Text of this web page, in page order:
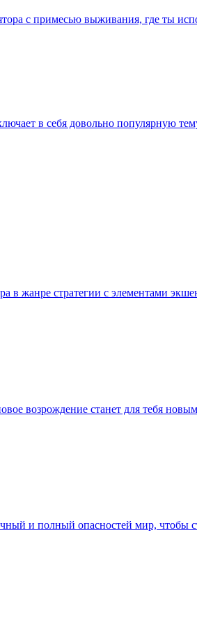
с примесью выживания, где ты
в себя довольно популярную
жанре стратегии с элементами
возрождение станет для тебя
и полный опасностей мир, чтобы